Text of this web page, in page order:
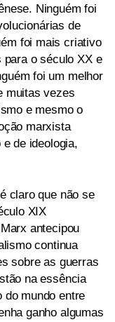
Ninguém foi
de
foi mais criativo
o século XX e
foi um melhor
muitas vezes
e mesmo o
marxista
de ideologia,
claro que não se
XIX
antecipou
continua
sobre as guerras
na essência
do mundo entre
ganho algumas